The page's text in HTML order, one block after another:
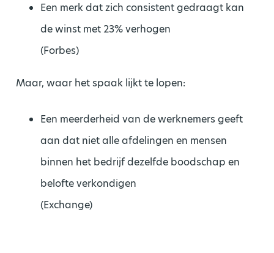
Een merk dat zich consistent gedraagt kan
de winst met 23% verhogen
(Forbes)
Maar, waar het spaak lijkt te lopen:
Een meerderheid van de werknemers geeft
aan dat niet alle afdelingen en mensen
binnen het bedrijf dezelfde boodschap en
belofte verkondigen
(Exchange)